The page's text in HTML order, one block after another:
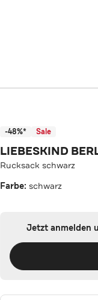
-48%* Sale
LIEBESKIND
Rucksack schwarz
Farbe: schwarz
Jetzt anmelden